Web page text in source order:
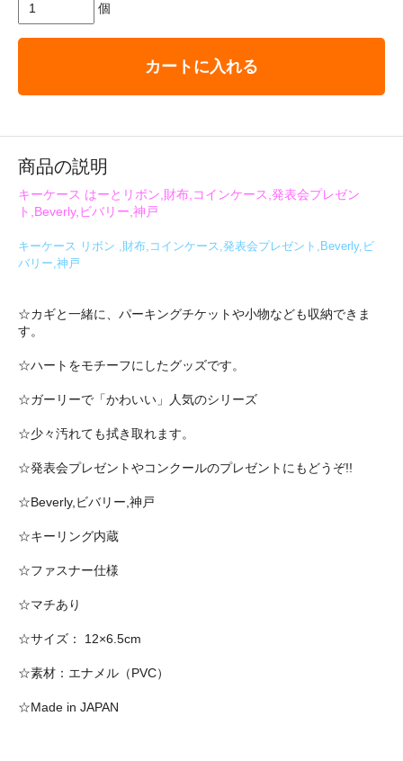
個
カートに入れる
商品の説明
キーケース はーとリボン,財布,コインケース,発表会プレゼン
ト,Beverly,ビバリー,神戸
キーケース リボン ,財布,コインケース,発表会プレゼント,Beverly,ビ
バリー,神戸
☆カギと一緒に、パーキングチケットや小物なども収納できま
す。
☆ハートをモチーフにしたグッズです。
☆ガーリーで「かわいい」人気のシリーズ
☆少々汚れても拭き取れます。
☆発表会プレゼントやコンクールのプレゼントにもどうぞ!!
☆Beverly,ビバリー,神戸
☆キーリング内蔵
☆ファスナー仕様
☆マチあり
☆サイズ： 12×6.5cm
☆素材：エナメル（PVC）
☆Made in JAPAN